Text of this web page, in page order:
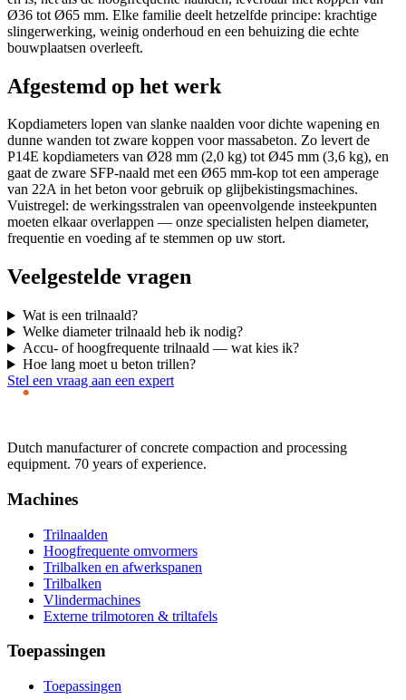
Ø36 tot Ø65 mm. Elke familie deelt hetzelfde principe: krachtige
slingerwerking, weinig onderhoud en een behuizing die echte
bouwplaatsen overleeft.
Afgestemd op het werk
Kopdiameters lopen van slanke naalden voor dichte wapening en
dunne wanden tot zware koppen voor massabeton. Zo levert de
P14E kopdiameters van Ø28 mm (2,0 kg) tot Ø45 mm (3,6 kg), en
gaat de zware SFP-naald met een Ø65 mm-kop tot een amperage
van 22A in het beton voor gebruik op glijbekistingsmachines.
Vuistregel: de werkingsstralen van opeenvolgende insteekpunten
moeten elkaar overlappen — onze specialisten helpen diameter,
frequentie en voeding af te stemmen op uw stort.
Veelgestelde vragen
Wat is een trilnaald?
Welke diameter trilnaald heb ik nodig?
Accu- of hoogfrequente trilnaald — wat kies ik?
Hoe lang moet u beton trillen?
Stel een vraag aan een expert
Dutch manufacturer of concrete compaction and processing
equipment. 70 years of experience.
Machines
Trilnaalden
Hoogfrequente omvormers
Trilbalken en afwerkspanen
Trilbalken
Vlindermachines
Externe trilmotoren & triltafels
Toepassingen
Toepassingen